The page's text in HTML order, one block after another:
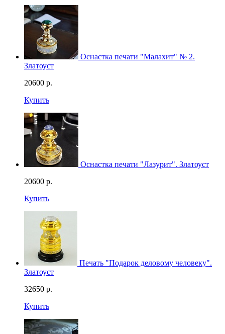
Смотреть видео
Оснастка печати "Малахит" № 2.
Златоуст
20600 р.
Купить
Оснастка печати "Лазурит". Златоуст
20600 р.
Купить
Печать "Подарок деловому человеку".
Златоуст
32650 р.
Купить